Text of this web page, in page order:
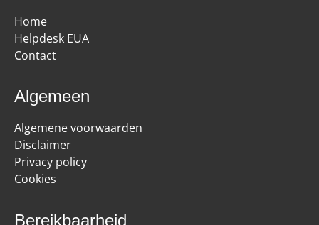
Home
Helpdesk EUA
Contact
Algemeen
Algemene voorwaarden
Disclaimer
Privacy policy
Cookies
Bereikbaarheid